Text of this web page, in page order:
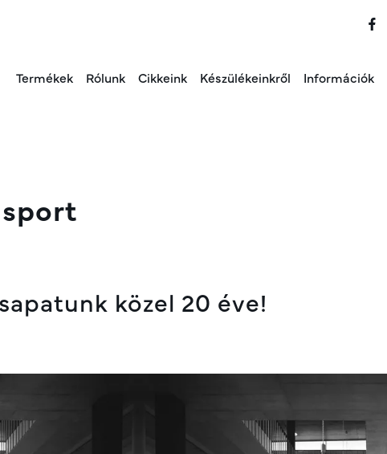
Termékek Rólunk(jelenlegi)
Cikkeink Készülékeinkről Információk
közel 20 éve!